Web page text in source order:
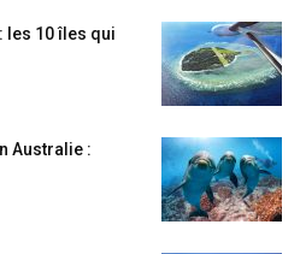
les 10 îles qui
Australie :